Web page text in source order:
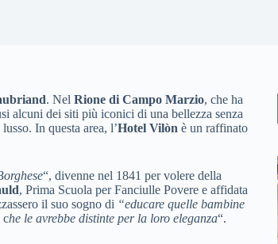
. Nel Rione di Campo Marzio, che ha
alcuni dei siti più iconici di una bellezza senza
In questa area, l’Hotel Vilòn è un raffinato
“, divenne nel 1841 per volere della
, Prima Scuola per Fanciulle Povere e affidata
il suo sogno di “educare quelle bambine
che le avrebbe distinte per la loro eleganza“.